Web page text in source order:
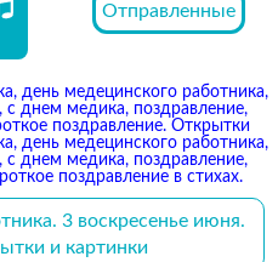
Отправленные
день медецинского работника,
днем медика, поздравление,
поздравление. Открытки
день медецинского работника,
днем медика, поздравление,
поздравление в стихах.
3 воскресенье июня.
и картинки